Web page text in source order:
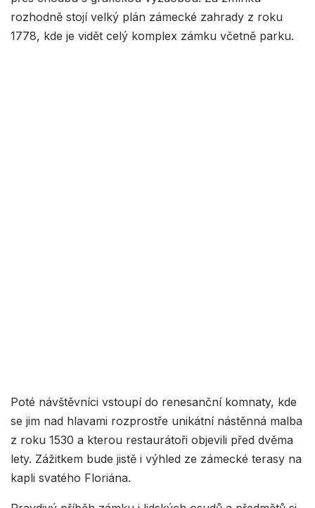
rozhodně stojí velký plán zámecké zahrady z roku
1778, kde je vidět celý komplex zámku včetně parku.
Poté návštěvníci vstoupí do renesanční komnaty, kde
se jim nad hlavami rozprostře unikátní nástěnná malba
z roku 1530 a kterou restaurátoři objevili před dvěma
lety. Zážitkem bude jistě i výhled ze zámecké terasy na
kapli svatého Floriána.